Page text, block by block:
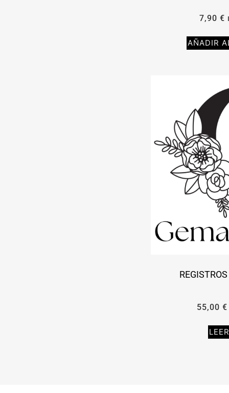
7,90 €
AÑADIR
55,00 €